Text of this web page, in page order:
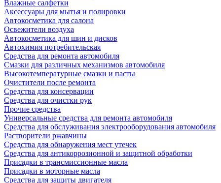
Влажные салфетки
Аксессуары для мытья и полировки
Автокосметика для салона
Освежители воздуха
Автокосметика для шин и дисков
Автохимия потребительская
Средства для ремонта автомобиля
Смазки для различных механизмов автомобиля
Высокотемпературные смазки и пасты
Очистители после ремонта
Средства для консервации
Средства для очистки рук
Прочие средства
Универсальные средства для ремонта автомобиля
Средства для обслуживания электрооборудования автомобиля
Растворители ржавчины
Средства для обнаружения мест утечек
Средства для антикоррозионной и защитной обработки
Присадки в трансмиссионные масла
Присадки в моторные масла
Средства для защиты двигателя